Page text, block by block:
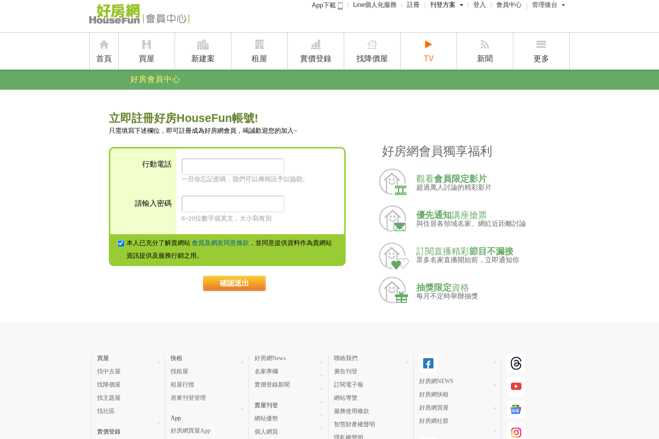
App下載 Line個人化服務 註冊 刊登方案
賣屋刊登
登入 會員中心 管理後台
經紀人員管理後台
首頁 買屋 新建案 租屋 實價登錄 找降價屋 TV 新聞 更多
好房會員中心
立即註冊好房HouseFun帳號!
只需填寫下述欄位，即可註冊成為好房網會員，竭誠歡迎您的加入~
行動電話
一旦你忘記密碼，我們可以傳簡訊予以協助。
請輸入密碼
6~20位數字或英文，大小寫有別
本人已充分了解貴網站 會員及網友同意條款 ，並同意提供資料作為貴網站
資訊提供及服務行銷之用。
好房網會員獨享福利
觀看會員限定影片
超過萬人討論的精彩影片
優先通知講座搶票
與住居各領域名家、網紅近距離討論
訂閱直播精彩節目不漏接
眾多名家直播開始前，立即通知你
抽獎限定資格
每月不定時舉辦抽獎
買屋
找中古屋
找降價屋
找主題屋
找社區
實價登錄
快租
找租屋
租屋行情
房東刊登管理
App
好房網買屋App
好房網News
名家專欄
實價登錄新聞
賣屋刊登
網站優勢
個人網頁
聯絡我們
廣告刊登
訂閱電子報
網站導覽
服務使用條款
智慧財產權聲明
隱私權聲明
好房網NEWS
好房網快租
好房網買屋
好房網社群